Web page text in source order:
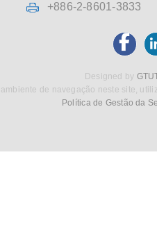
+886-2-8601-3833
Designed by
de navegação neste site,
Política de Gestão da